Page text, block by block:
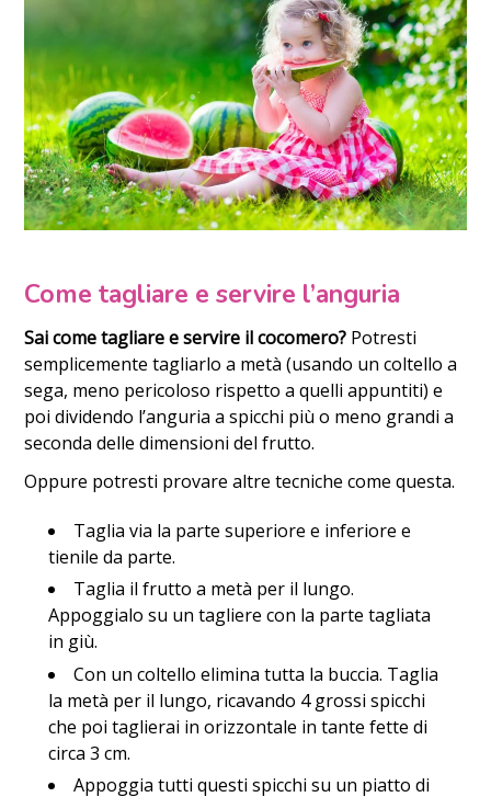
Come tagliare e servire l’anguria
Sai come tagliare e servire il cocomero? Potresti
semplicemente tagliarlo a metà (usando un coltello a
sega, meno pericoloso rispetto a quelli appuntiti) e
poi dividendo l’anguria a spicchi più o meno grandi a
seconda delle dimensioni del frutto.
Oppure potresti provare altre tecniche come questa.
Taglia via la parte superiore e inferiore e
tienile da parte.
Taglia il frutto a metà per il lungo.
Appoggialo su un tagliere con la parte tagliata
in giù.
Con un coltello elimina tutta la buccia. Taglia
la metà per il lungo, ricavando 4 grossi spicchi
che poi taglierai in orizzontale in tante fette di
circa 3 cm.
Appoggia tutti questi spicchi su un piatto di